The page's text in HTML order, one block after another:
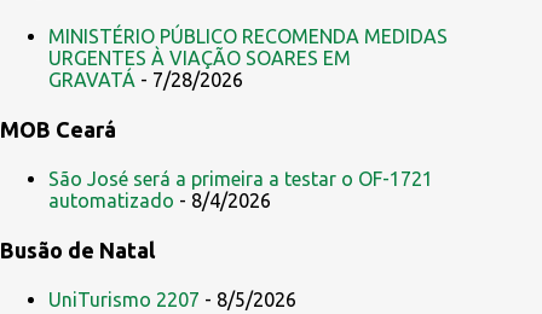
o
s
MINISTÉRIO PÚBLICO RECOMENDA MEDIDAS
URGENTES À VIAÇÃO SOARES EM
GRAVATÁ - 7/28/2026
MOB Ceará
São José será a primeira a testar o OF-1721
automatizado - 8/4/2026
Busão de Natal
UniTurismo 2207 - 8/5/2026